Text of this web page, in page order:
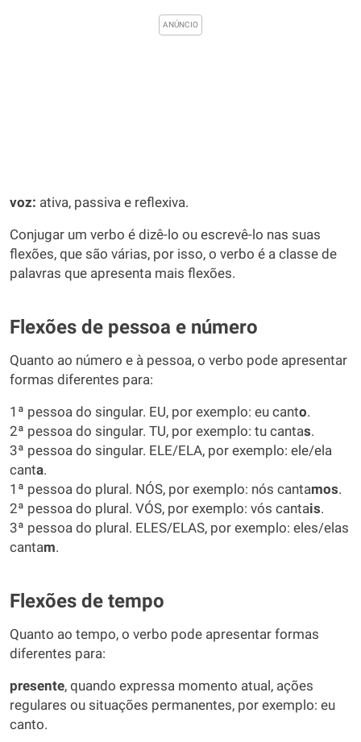
voz: ativa, passiva e reflexiva.
Conjugar um verbo é dizê-lo ou escrevê-lo nas suas
flexões, que são várias, por isso, o verbo é a classe de
palavras que apresenta mais flexões.
Flexões de pessoa e número
Quanto ao número e à pessoa, o verbo pode apresentar
formas diferentes para:
1ª pessoa do singular. EU, por exemplo: eu canto.
2ª pessoa do singular. TU, por exemplo: tu cantas.
3ª pessoa do singular. ELE/ELA, por exemplo: ele/ela
canta.
1ª pessoa do plural. NÓS, por exemplo: nós cantamos.
2ª pessoa do plural. VÓS, por exemplo: vós cantais.
3ª pessoa do plural. ELES/ELAS, por exemplo: eles/elas
cantam.
Flexões de tempo
Quanto ao tempo, o verbo pode apresentar formas
diferentes para:
presente, quando expressa momento atual, ações
regulares ou situações permanentes, por exemplo: eu
canto.